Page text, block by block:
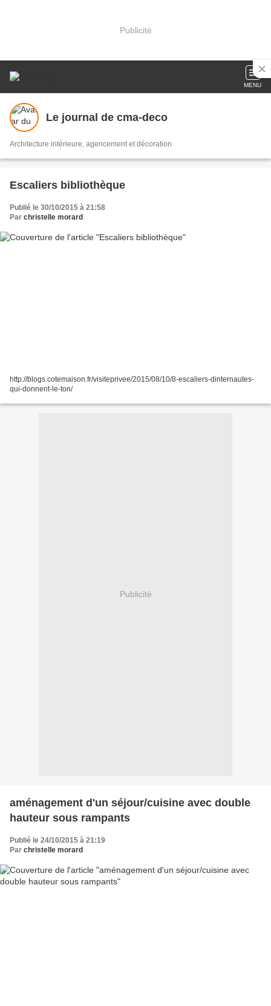
Publicité
MENU
Le journal de cma-deco
Architecture intérieure, agencement et décoration
Escaliers bibliothèque
Publié le 30/10/2015 à 21:58
Par christelle morard
http://blogs.cotemaison.fr/visiteprivee/2015/08/10/8-escaliers-dinternautes-
qui-donnent-le-ton/
Publicité
aménagement d'un séjour/cuisine avec double
hauteur sous rampants
Publié le 24/10/2015 à 21:19
Par christelle morard